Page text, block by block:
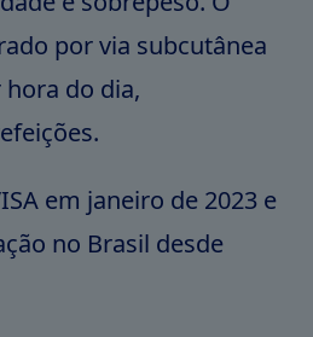
por via subcutânea
do dia,
em janeiro de 2023 e
no Brasil desde